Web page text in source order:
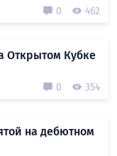
0 462
Открытом Кубке
0 354
на дебютном